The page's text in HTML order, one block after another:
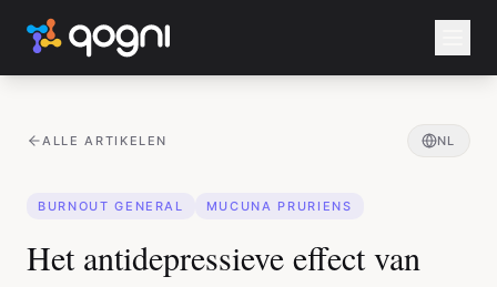
ALLE ARTIKELEN NL
BURNOUT GENERAL MUCUNA PRURIENS
Het antidepressieve effect van